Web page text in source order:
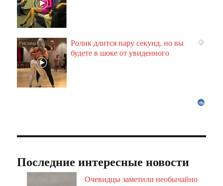
i
Ролик длится пару секунд, но вы
будете в шоке от увиденного
Последние интересные новости
Очевидцы заметили необычайно